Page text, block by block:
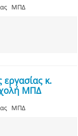
ΜΠΔ
κ.
ΜΠΔ
ΜΠΔ